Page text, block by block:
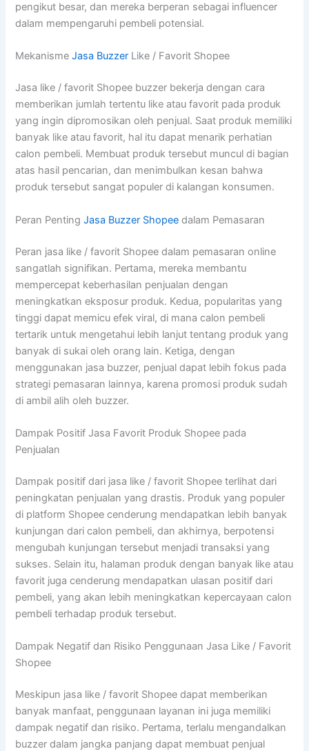
pengikut besar, dan mereka berperan sebagai influencer
dalam mempengaruhi pembeli potensial.
MekanismeJasa Buzzer Like / Favorit Shopee
Jasa like / favorit Shopee buzzer bekerja dengan cara
memberikan jumlah tertentu like atau favorit pada produk
yang ingin dipromosikan oleh penjual. Saat produk memiliki
banyak like atau favorit, hal itu dapat menarik perhatian
calon pembeli. Membuat produk tersebut muncul di bagian
atas hasil pencarian, dan menimbulkan kesan bahwa
produk tersebut sangat populer di kalangan konsumen.
Peran PentingJasa Buzzer Shopee dalam Pemasaran
Peran jasa like / favorit Shopee dalam pemasaran online
sangatlah signifikan. Pertama, mereka membantu
mempercepat keberhasilan penjualan dengan
meningkatkan eksposur produk. Kedua, popularitas yang
tinggi dapat memicu efek viral, di mana calon pembeli
tertarik untuk mengetahui lebih lanjut tentang produk yang
banyak di sukai oleh orang lain. Ketiga, dengan
menggunakan jasa buzzer, penjual dapat lebih fokus pada
strategi pemasaran lainnya, karena promosi produk sudah
di ambil alih oleh buzzer.
Dampak Positif Jasa Favorit Produk Shopee pada
Penjualan
Dampak positif dari jasa like / favorit Shopee terlihat dari
peningkatan penjualan yang drastis. Produk yang populer
di platform Shopee cenderung mendapatkan lebih banyak
kunjungan dari calon pembeli, dan akhirnya, berpotensi
mengubah kunjungan tersebut menjadi transaksi yang
sukses. Selain itu, halaman produk dengan banyak like atau
favorit juga cenderung mendapatkan ulasan positif dari
pembeli, yang akan lebih meningkatkan kepercayaan calon
pembeli terhadap produk tersebut.
Dampak Negatif dan Risiko Penggunaan Jasa Like / Favorit
Shopee
Meskipun jasa like / favorit Shopee dapat memberikan
banyak manfaat, penggunaan layanan ini juga memiliki
dampak negatif dan risiko. Pertama, terlalu mengandalkan
buzzer dalam jangka panjang dapat membuat penjual